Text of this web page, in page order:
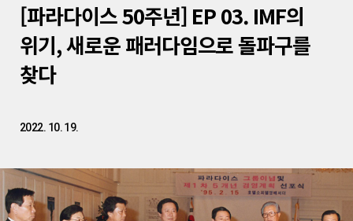
문
제
목
[파라다이스 50주년] EP 03. IMF의
위기, 새로운 패러다임으로 돌파구를
찾다
2022. 10. 19.
본
문